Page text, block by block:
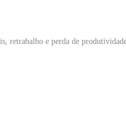
retrabalho e perda de